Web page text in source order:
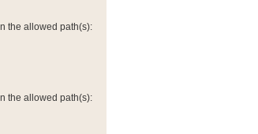
the allowed path(s):
the allowed path(s):